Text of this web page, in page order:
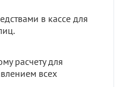
в кассе для
расчету для
всех